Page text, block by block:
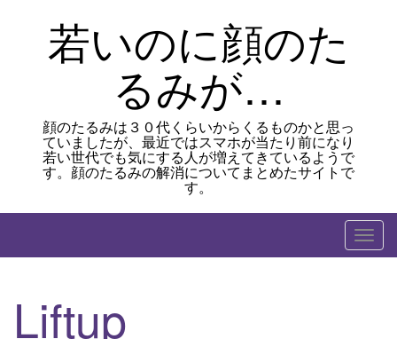
若いのに顔のた
るみが…
顔のたるみは３０代くらいからくるものかと思っ
ていましたが、最近ではスマホが当たり前になり
若い世代でも気にする人が増えてきているようで
す。顔のたるみの解消についてまとめたサイトで
す。
T
o
Liftup